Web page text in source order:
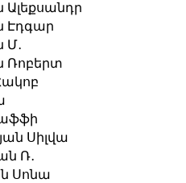
Ալեքսանդր
Էդգար
Մ․
Ռոբերտ
Սիլվա
Ռ․
Սոնա